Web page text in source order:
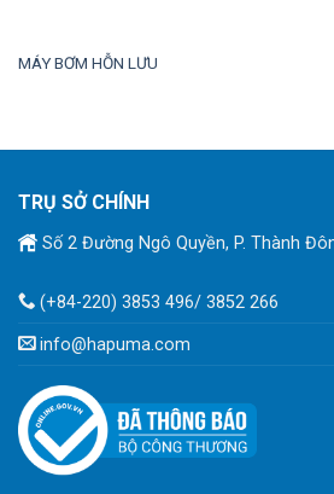
MÁY BƠM HỖN LƯU
TRỤ SỞ CHÍNH
Số 2 Đường Ngô Quyền, P. Thành
(+84-220) 3853 496/ 3852 266
info@hapuma.com